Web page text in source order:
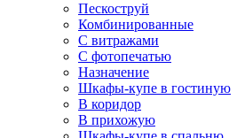
Пескоструй
Комбинированные
С витражами
С фотопечатью
Назначение
Шкафы-купе в гостиную
В коридор
В прихожую